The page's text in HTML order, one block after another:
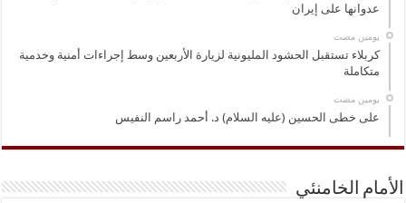
عدوانها على إيران
‏يومين مضت
كربلاء تستقبل الحشود المليونية لزيارة الأربعين وسط إجراءات أمنية وخدمية
متكاملة
‏يومين مضت
على خطى الحسين (عليه السلام) د. أحمد راسم النفيس
الأمام الخامنئي